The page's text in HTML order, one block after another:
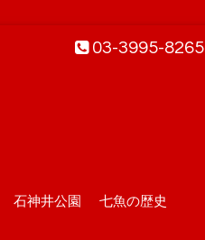
03-3995-8265
石神井公園
七魚の歴史